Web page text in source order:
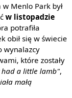
Menlo Park był
w listopadzie
potrafiła
obił się w świecie
wynalazcy
które zostały
had a little lamb",
małą